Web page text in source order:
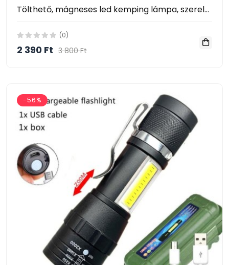
Tölthető, mágneses led kemping lámpa, szerelőlámpa WS98B
(0)
2 390 Ft 3 800 Ft
-56%